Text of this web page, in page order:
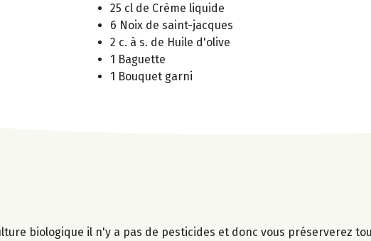
25 cl de Crème liquide
6 Noix de saint-jacques
2 c. à s. de Huile d'olive
1 Baguette
1 Bouquet garni
biologique il n'y a pas de pesticides et donc vous préserverez